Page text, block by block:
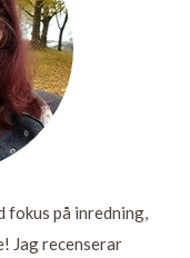
fokus på inredning,
Jag recenserar